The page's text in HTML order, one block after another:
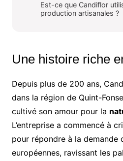
Est-ce que Candiflor
production artisanales ?
Une histoire riche
Depuis plus de 200 ans,
dans la région de Quint-
cultivé son amour pour la
L’entreprise a commencé à
pour répondre à la demande
européennes, ravissant les